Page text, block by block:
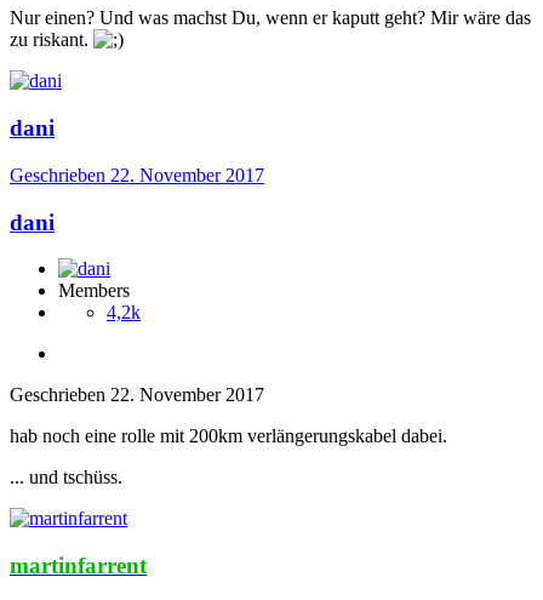
Nur einen? Und was machst Du, wenn er kaputt geht? Mir wäre das
zu riskant.
dani
Geschrieben 22. November 2017
dani
Members
4,2k
Geschrieben 22. November 2017
hab noch eine rolle mit 200km verlängerungskabel dabei.
... und tschüss.
martinfarrent